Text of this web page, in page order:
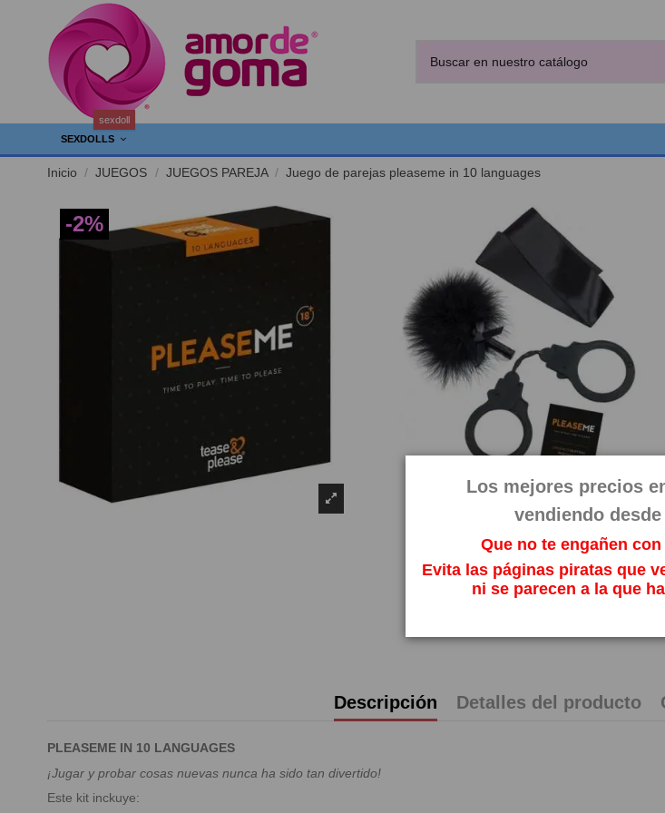
SEXDOLLS
sexdoll
Inicio JUEGOS JUEGOS PAREJA Juego de parejas pleaseme in 10 languages
-2%
Descripción Detalles del producto
PLEASEME IN 10 LANGUAGES
¡Jugar y probar cosas nuevas nunca ha sido tan divertido!
Este kit inckuye:
Los mejores precios
vendiendo desde
Que no te engañen
Evita las páginas piratas que
ni se parecen a la que